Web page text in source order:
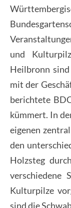
und
Heilbronn
mit der
berichtete
kümmert. In
eigenen
den
Holzsteg
verschiedene
Kulturpilze
sind die